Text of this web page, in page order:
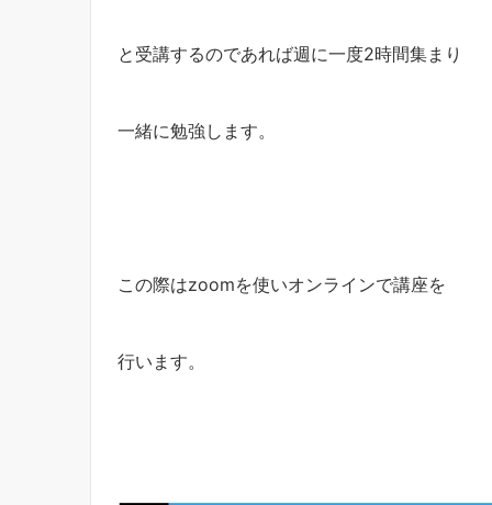
と受講するのであれば週に一度2時間集まり
一緒に勉強します。
この際はzoomを使いオンラインで講座を
行います。